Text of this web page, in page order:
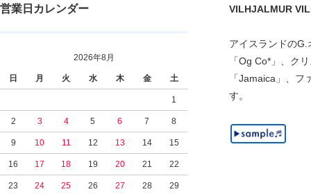
営業日カレンダー
2026年8月
日 月 火 水 木 金 土
1
2 3 4 5 6 7 8
9 10 11 12 13 14 15
16 17 18 19 20 21 22
23 24 25 26 27 28 29
VILHJALMUR
アイスランドの
「Og Co*」、ク
「Jamaica」、
す。